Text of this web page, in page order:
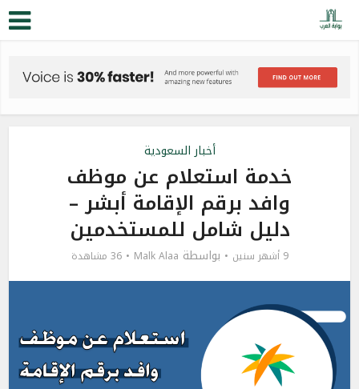
أخبار السعودية
خدمة استعلام عن موظف
وافد برقم الإقامة أبشر –
دليل شامل للمستخدمين
9 أشهر سنين بواسطة Malk Alaa 36 مشاهدة